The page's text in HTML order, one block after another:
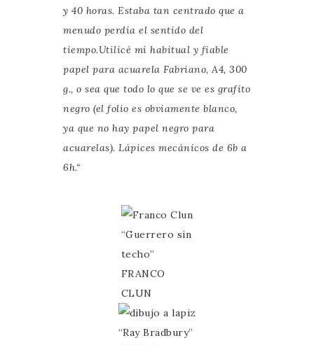
y 40 horas. Estaba tan centrado que a
menudo perdía el sentido del
tiempo.Utilicé mi habitual y fiable
papel para acuarela Fabriano, A4, 300
g., o sea que todo lo que se ve es grafito
negro (el folio es obviamente blanco,
ya que no hay papel negro para
acuarelas). Lápices mecánicos de 6b a
6h.“
“Guerrero sin
techo”
FRANCO
CLUN
“Ray Bradbury”